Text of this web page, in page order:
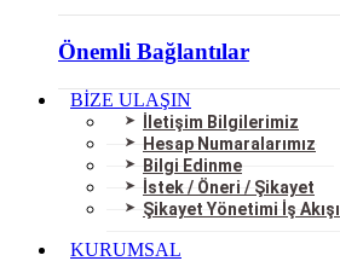
Önemli Bağlantılar
BİZE ULAŞIN
İletişim Bilgilerimiz
Hesap Numaralarımız
Bilgi Edinme
İstek / Öneri / Şikayet
Şikayet Yönetimi İş Akışı
KURUMSAL